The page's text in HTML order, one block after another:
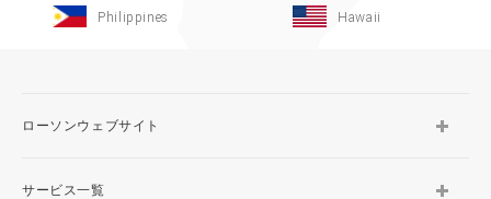
Philippines Hawaii
ローソンウェブサイト
サービス一覧